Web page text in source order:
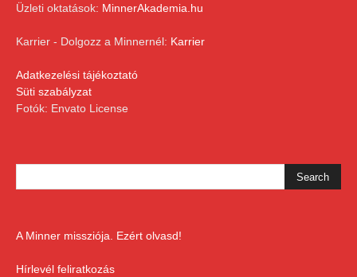
Üzleti oktatások: MinnerAkademia.hu
Karrier - Dolgozz a Minnernél: Karrier
Adatkezelési tájékoztató
Süti szabályzat
Fotók: Envato License
A Minner missziója. Ezért olvasd!
Hírlevél feliratkozás